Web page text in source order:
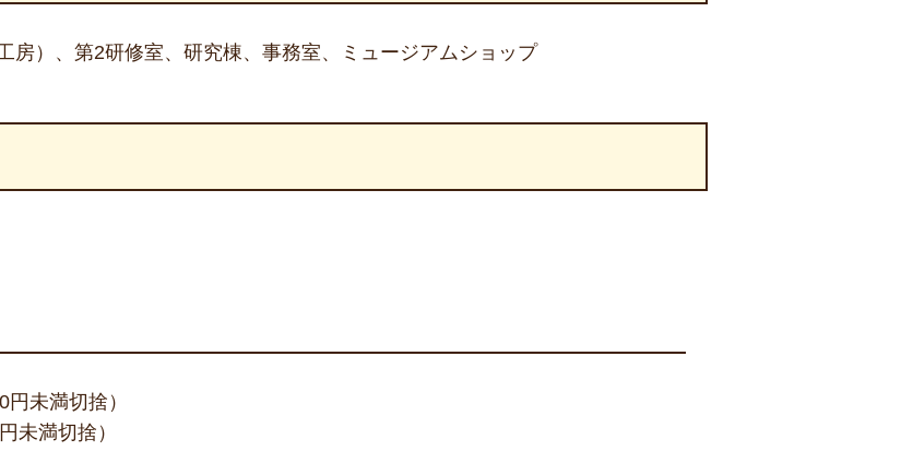
房）、第2研修室、研究棟、事務室、ミュージアムショップ
未満切捨）
未満切捨）